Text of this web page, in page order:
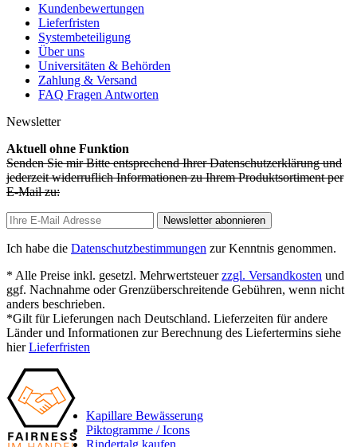
Kundenbewertungen
Lieferfristen
Systembeteiligung
Über uns
Universitäten & Behörden
Zahlung & Versand
FAQ Fragen Antworten
Newsletter
Aktuell ohne Funktion
Senden Sie mir Bitte entsprechend Ihrer Datenschutzerklärung und
jederzeit widerruflich Informationen zu Ihrem Produktsortiment per
E-Mail zu:
Newsletter abonnieren
Ich habe die Datenschutzbestimmungen zur Kenntnis genommen.
* Alle Preise inkl. gesetzl. Mehrwertsteuerzzgl. Versandkosten und
ggf. Nachnahme oder Grenzüberschreitende Gebühren, wenn nicht
anders beschrieben.
*Gilt für Lieferungen nach Deutschland. Lieferzeiten für andere
Länder und Informationen zur Berechnung des Liefertermins siehe
hierLieferfristen
Kapillare Bewässerung
Piktogramme / Icons
Rindertalg kaufen